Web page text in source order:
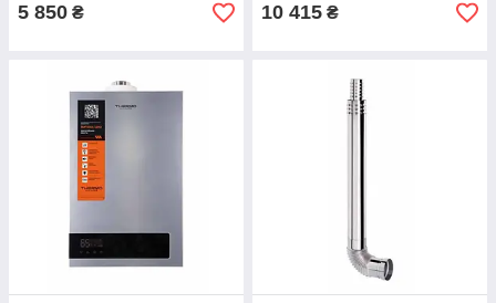
5 850 ₴ 10 415 ₴